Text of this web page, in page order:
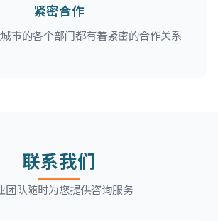
紧密合作
市的各个部门都有着紧密的合作关系
联系我们
团队随时为您提供咨询服务